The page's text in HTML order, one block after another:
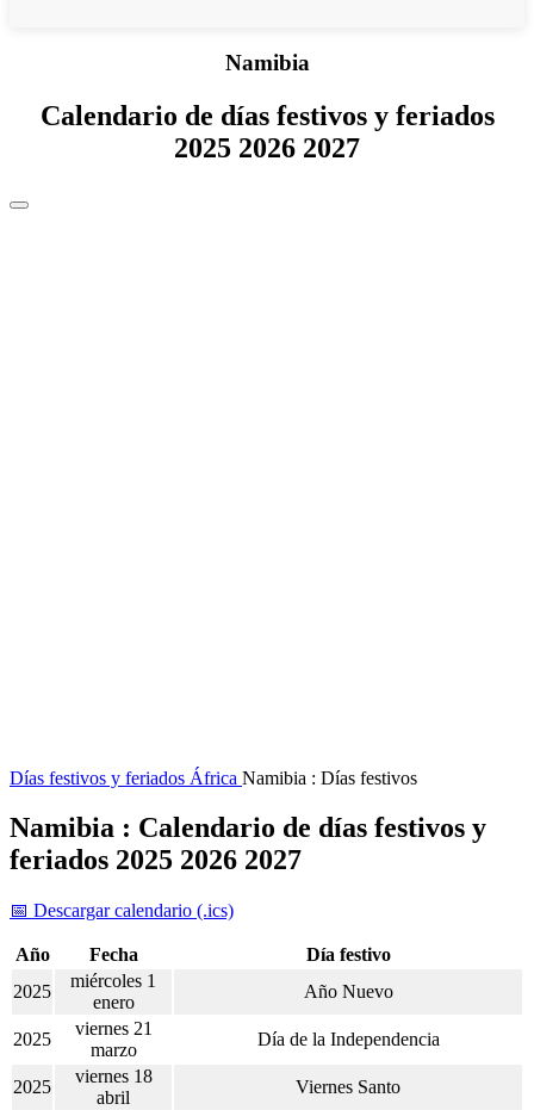
Namibia
Calendario de días festivos y feriados
2025 2026 2027
Días festivos y feriados África Namibia : Días festivos
Namibia : Calendario de días festivos y
feriados 2025 2026 2027
📅 Descargar calendario (.ics)
Año Fecha
Día festivo
2025
miércoles 1
enero
Año Nuevo
2025
viernes 21
marzo
Día de la Independencia
2025
viernes 18
abril
Viernes Santo